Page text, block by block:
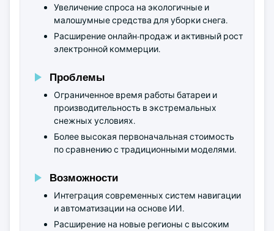
Увеличение спроса на экологичные и
малошумные средства для уборки снега.
Расширение онлайн-продаж и активный рост
электронной коммерции.
Проблемы
Ограниченное время работы батареи и
производительность в экстремальных
снежных условиях.
Более высокая первоначальная стоимость
по сравнению с традиционными моделями.
Возможности
Интеграция современных систем навигации
и автоматизации на основе ИИ.
Расширение на новые регионы с высоким